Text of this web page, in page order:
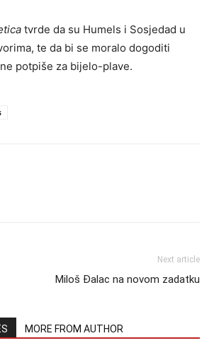
tvrde da su Humels i Sosjedad u
te da bi se moralo dogoditi
potpiše za bijelo-plave.
Next article
Miloš Đalac na novom zadatku
MORE FROM AUTHOR